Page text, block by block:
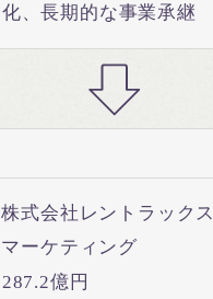
化、長期的な事業承継
株式会社レントラックス
マーケティング
287.2億円